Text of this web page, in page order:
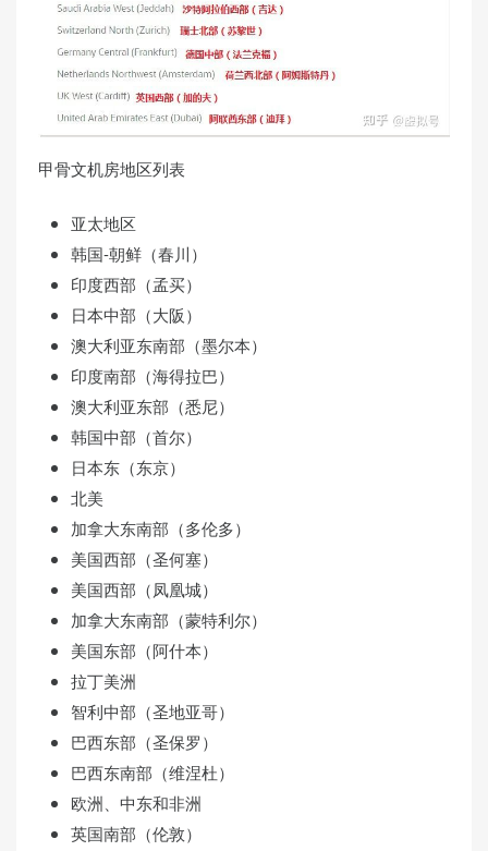
甲骨文机房地区列表
亚太地区
韩国-朝鲜（春川）
印度西部（孟买）
日本中部（大阪）
澳大利亚东南部（墨尔本）
印度南部（海得拉巴）
澳大利亚东部（悉尼）
韩国中部（首尔）
日本东（东京）
北美
加拿大东南部（多伦多）
美国西部（圣何塞）
美国西部（凤凰城）
加拿大东南部（蒙特利尔）
美国东部（阿什本）
拉丁美洲
智利中部（圣地亚哥）
巴西东部（圣保罗）
巴西东南部（维涅杜）
欧洲、中东和非洲
英国南部（伦敦）